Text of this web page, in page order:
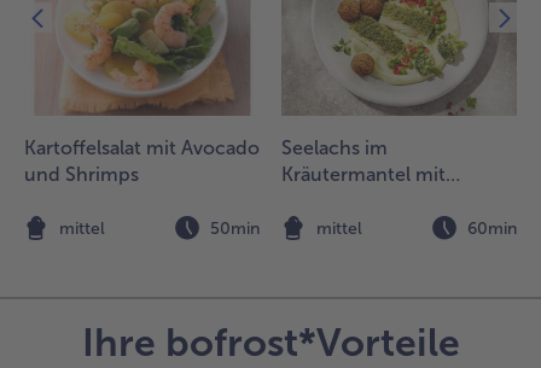
mittleren
ca.
Minuten
Kartoffelsalat mit Avocado
und Shrimps
mittel 50min
Seelachs im
Kräutermantel mit
mittel 60min
Ihre bofrost*Vorteile